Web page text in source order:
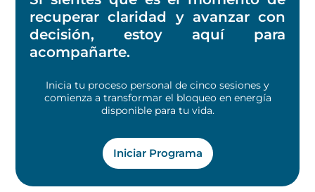
recuperar claridad y avanzar con
decisión, estoy aquí para
acompañarte.
Inicia tu proceso personal de cinco sesiones y
comienza a transformar el bloqueo en energía
disponible para tu vida.
Iniciar Programa